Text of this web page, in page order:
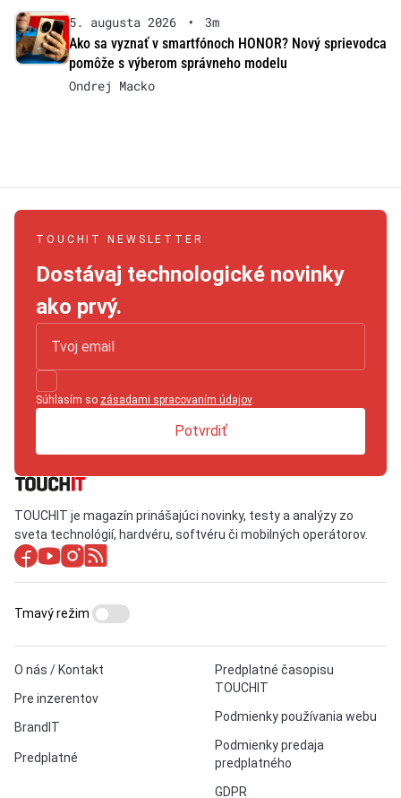
5. augusta 2026 •
3m
Ako sa vyznať v smartfónoch HONOR? Nový sprievodca
pomôže s výberom správneho modelu
Ondrej Macko
TOUCHIT NEWSLETTER
Dostávaj technologické novinky
ako prvý.
Súhlasím so zásadami spracovaním údajov.
Potvrdiť
TOUCHIT je magazín prinášajúci novinky, testy a analýzy zo
sveta technológií, hardvéru, softvéru či mobilných operátorov.
O nás / Kontakt
Pre inzerentov
BrandIT
Predplatné
Predplatné časopisu
TOUCHIT
Podmienky používania webu
Podmienky predaja
predplatného
GDPR
Tmavý režim